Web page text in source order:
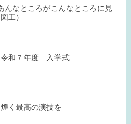
んなところがこんなところに見
工）
令和７年度 入学式
煌く最高の演技を